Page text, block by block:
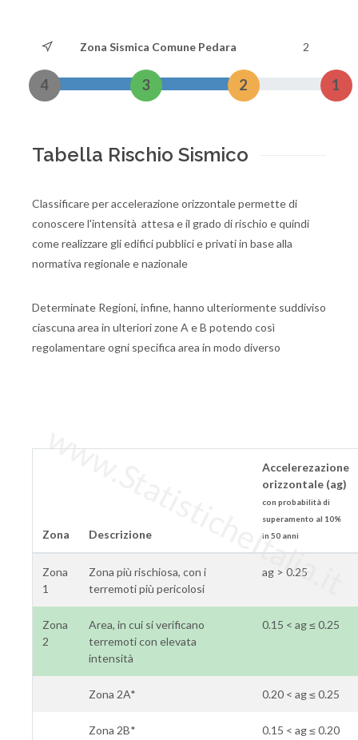
Zona Sismica Comune Pedara 2
4 3 2 1
Tabella Rischio Sismico
Classificare per accelerazione orizzontale permette di
conoscere l'intensità attesa e il grado di rischio e quindi
come realizzare gli edifici pubblici e privati in base alla
normativa regionale e nazionale
Determinate Regioni, infine, hanno ulteriormente suddiviso
ciascuna area in ulteriori zone A e B potendo così
regolamentare ogni specifica area in modo diverso
Zona Descrizione
Accelerezazione
orizzontale (ag)
con probabilità di
superamento al 10%
in 50 anni
Zona
1
Zona più rischiosa, con i
terremoti più pericolosi
ag > 0.25
Zona
2
Area, in cui si verificano
terremoti con elevata
intensità
0.15 < ag ≤ 0.25
Zona 2A* 0.20 < ag ≤ 0.25
Zona 2B* 0.15 < ag ≤ 0.20
www.StatisticheItalia.it